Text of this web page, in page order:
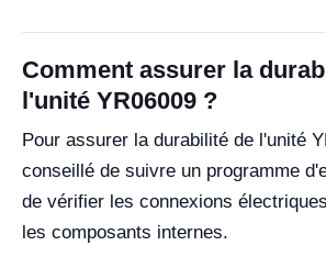
Comment assurer la
l'unité YR06009 ?
Pour assurer la durabilité de l'unité
conseillé de suivre un programme
de vérifier les connexions
les composants internes.